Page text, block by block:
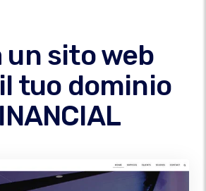
un sito web
tuo dominio